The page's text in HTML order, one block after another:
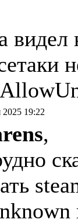
видел
2025 19:22
,